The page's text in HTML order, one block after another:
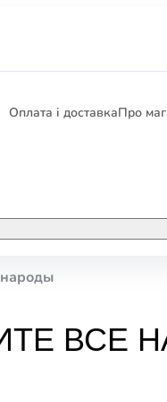
Оплата і доставкаПро
КНИГИ
ТОВАРИ
народы
ВСЕ